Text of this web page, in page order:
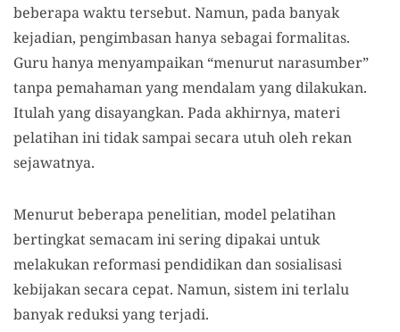
beberapa waktu tersebut. Namun, pada banyak
kejadian, pengimbasan hanya sebagai formalitas.
Guru hanya menyampaikan “menurut narasumber”
tanpa pemahaman yang mendalam yang dilakukan.
Itulah yang disayangkan. Pada akhirnya, materi
pelatihan ini tidak sampai secara utuh oleh rekan
sejawatnya.
Menurut beberapa penelitian, model pelatihan
bertingkat semacam ini sering dipakai untuk
melakukan reformasi pendidikan dan sosialisasi
kebijakan secara cepat. Namun, sistem ini terlalu
banyak reduksi yang terjadi.